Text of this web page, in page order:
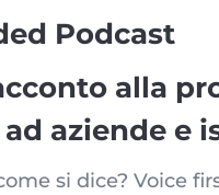
Podcast
alla
ad aziende
si dice? Voice